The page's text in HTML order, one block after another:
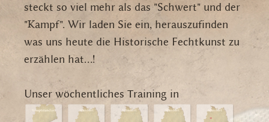
steckt so viel mehr als das "Schwert" und der
"Kampf". Wir laden Sie ein, herauszufinden
was uns heute die Historische Fechtkunst zu
erzählen hat...!
Unser wöchentliches Training in